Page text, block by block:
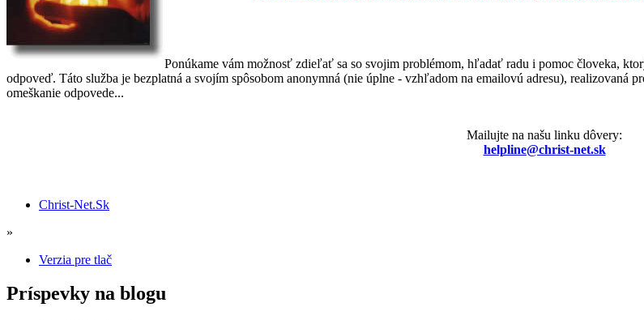
Ponúkame vám možnosť zdieľať sa so svojim problémom, hľadať radu i pomoc človeka,
odpoveď. Táto služba je bezplatná a svojím spôsobom anonymná (nie úplne - vzhľadom na emailovú adresu), realizovaná
omeškanie odpovede...
Mailujte na našu linku dôvery:
helpline@christ-net.sk
Christ-Net.Sk
»
Verzia pre tlač
Príspevky na blogu